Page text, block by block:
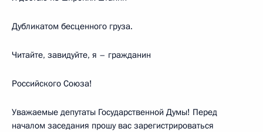
Дубликатом бесценного груза.
Читайте, завидуйте, я – гражданин
Российского Союза!
Уважаемые депутаты Государственной Думы! Перед
началом заседания прошу вас зарегистрироваться